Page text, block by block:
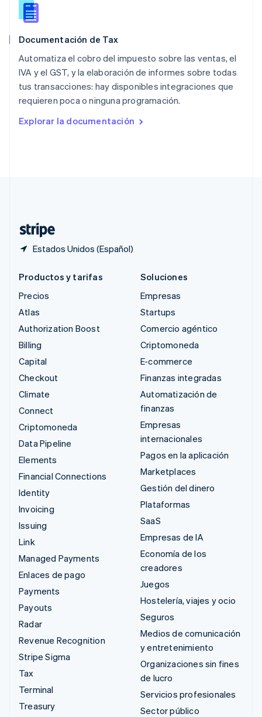
Documentación de Tax
Automatiza el cobro del impuesto sobre las ventas, el
IVA y el GST, y la elaboración de informes sobre todas
tus transacciones: hay disponibles integraciones que
requieren poca o ninguna programación.
Explorar la documentación
Estados Unidos (Español)
English
Portugal
RAE de Hong Kong, China
English简体中文
Reino Unido
English
República Checa
English
English
Productos y tarifas
Precios
Atlas
Authorization Boost
Billing
Capital
Checkout
Climate
Connect
Criptomoneda
Data Pipeline
Elements
Financial Connections
Identity
Invoicing
Issuing
Link
Managed Payments
Enlaces de pago
Payments
Payouts
Radar
Revenue Recognition
Stripe Sigma
Tax
Terminal
Treasury
Soluciones
Empresas
Startups
Comercio agéntico
Criptomoneda
E-commerce
Finanzas integradas
Automatización de
finanzas
Empresas
internacionales
Pagos en la aplicación
Marketplaces
Gestión del dinero
Plataformas
SaaS
Empresas de IA
Economía de los
creadores
Juegos
Hostelería, viajes y ocio
Seguros
Medios de comunicación
y entretenimiento
Organizaciones sin fines
de lucro
Servicios profesionales
Sector público